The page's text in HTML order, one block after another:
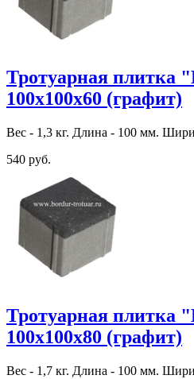
Тротуарная плитка
100х100х60 (графит)
Вес - 1,3 кг. Длина - 100 мм.
540 руб.
Тротуарная плитка
100х100х80 (графит)
Вес - 1,7 кг. Длина - 100 мм.